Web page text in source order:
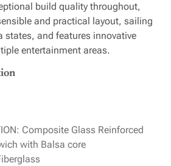
build quality throughout,
and practical layout, sailing
states, and features innovative
entertainment areas.
Composite Glass Reinforced
with Balsa core